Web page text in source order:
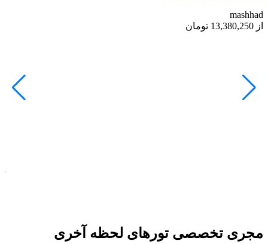
mashhad
از 13,380,250 تومان
مجری تخصصی تورهای لحظه آخری